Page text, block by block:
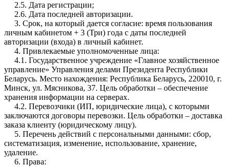
2.5. Дата регистрации;
2.6. Дата последней авторизации.
3. Срок, на который дается согласие: время пользования
личным кабинетом + 3 (Три) года с даты последней
авторизации (входа) в личный кабинет.
4. Привлекаемые уполномоченные лица:
4.1. Государственное учреждение «Главное хозяйственное
управление» Управления делами Президента Республики
Беларусь. Место нахождения: Республика Беларусь, 220010, г.
Минск, ул. Мясникова, 37. Цель обработки – обеспечение
хранения информации на серверах.
4.2. Перевозчики (ИП, юридические лица), с которыми
заключаются договоры перевозки. Цель обработки – доставка
заказа клиенту (юридическому лицу).
5. Перечень действий с персональными данными: сбор,
систематизация, изменение, использование, хранение,
удаление.
6. Права: